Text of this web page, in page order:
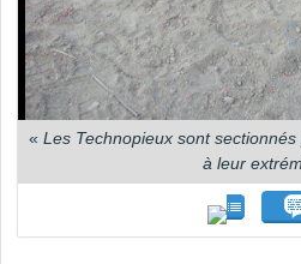
« Les Technopieux sont
à leur